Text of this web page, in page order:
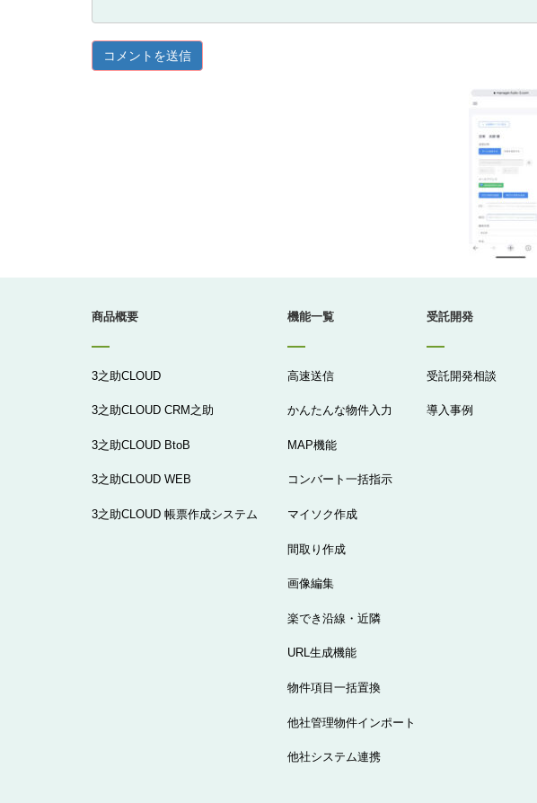
商品概要
3之助CLOUD
3之助CLOUD CRM之助
3之助CLOUD BtoB
3之助CLOUD WEB
3之助CLOUD 帳票作成システム
機能一覧
高速送信
かんたんな物件入力
MAP機能
コンバート一括指示
マイソク作成
間取り作成
画像編集
楽でき沿線・近隣
URL生成機能
物件項目一括置換
他社管理物件インポート
他社システム連携
受託開発
受託開発相談
導入事例